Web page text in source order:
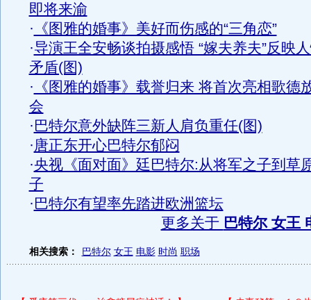
即将来渝
· 《图雅的婚事》美好而伤感的“三角恋”
·导演王全安畅谈拍摄感悟 “嫁夫养夫”反映
矛盾(图)
· 《图雅的婚事》载誉归来 将首次亮相歌德
会
·巴特尔意外缺阵三新人肩负重任(图)
·唐正东开心巴特尔郁闷
·央视《面对面》廷巴特尔:从将军之子到草
子
·巴特尔有望率先踏进欧洲篮坛
更多关于 巴特尔 女王
相关搜索： 巴特尔 女王 电影 时尚 职场